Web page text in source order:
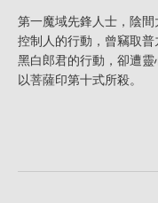
第一魔域先鋒人士，陰間
控制人的行動，曾竊取
黑白郎君的行動，卻遭
以菩薩印第十式所殺。